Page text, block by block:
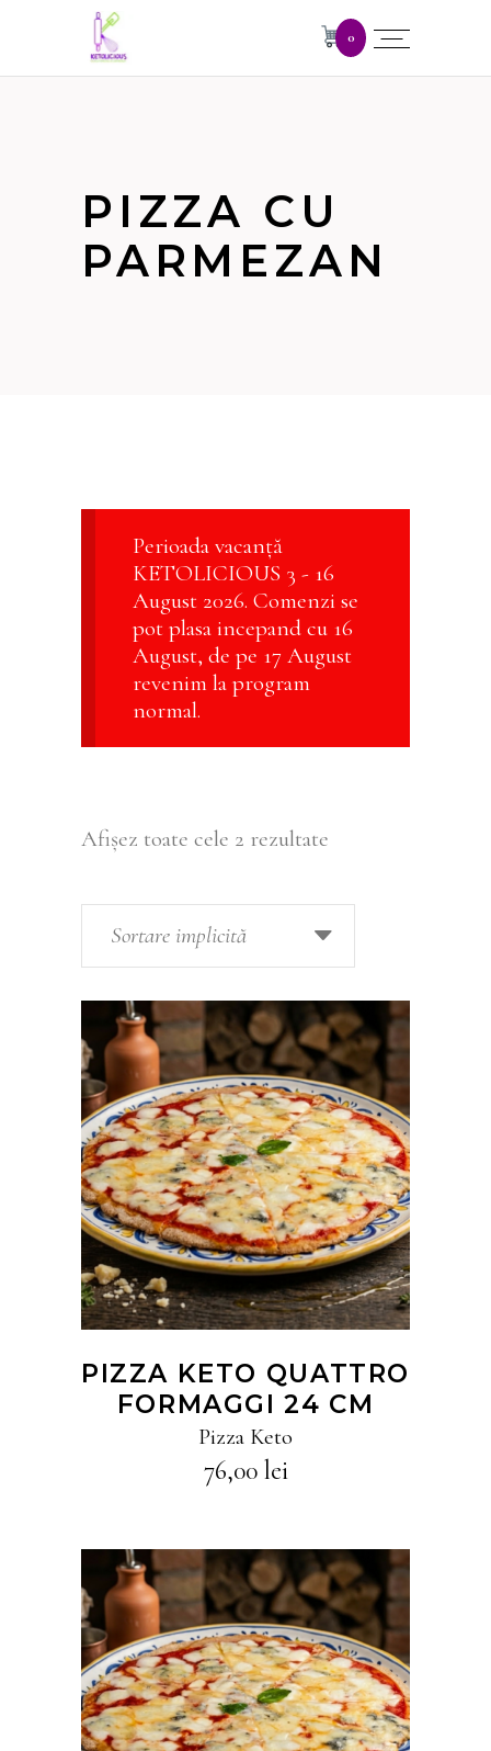
0
PIZZA CU
PARMEZAN
Perioada vacanță
KETOLICIOUS 3 - 16
August 2026. Comenzi se
pot plasa incepand cu 16
August, de pe 17 August
revenim la program
normal.
Afișez toate cele 2 rezultate
Sortare implicită
CITEȘTE MAI MULT
PIZZA KETO QUATTRO
FORMAGGI 24 CM
Pizza Keto
76,00 lei
CITEȘTE MAI MULT